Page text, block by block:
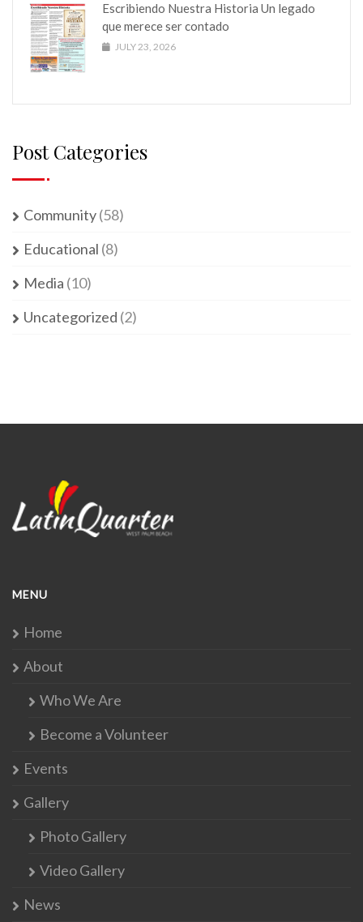
Escribiendo Nuestra Historia Un legado
que merece ser contado
JULY 23, 2026
Post Categories
Community(58)
Educational (8)
Media (10)
Uncategorized (2)
MENU
Home
About
Who We Are
Become a Volunteer
Events
Gallery
Photo Gallery
Video Gallery
News